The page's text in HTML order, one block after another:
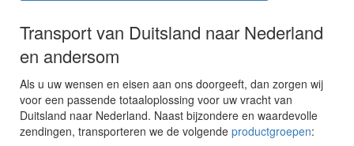
Transport van Duitsland naar Nederland
en andersom
Als u uw wensen en eisen aan ons doorgeeft, dan zorgen wij
voor een passende totaaloplossing voor uw vracht van
Duitsland naar Nederland. Naast bijzondere en waardevolle
zendingen, transporteren we de volgende productgroepen: